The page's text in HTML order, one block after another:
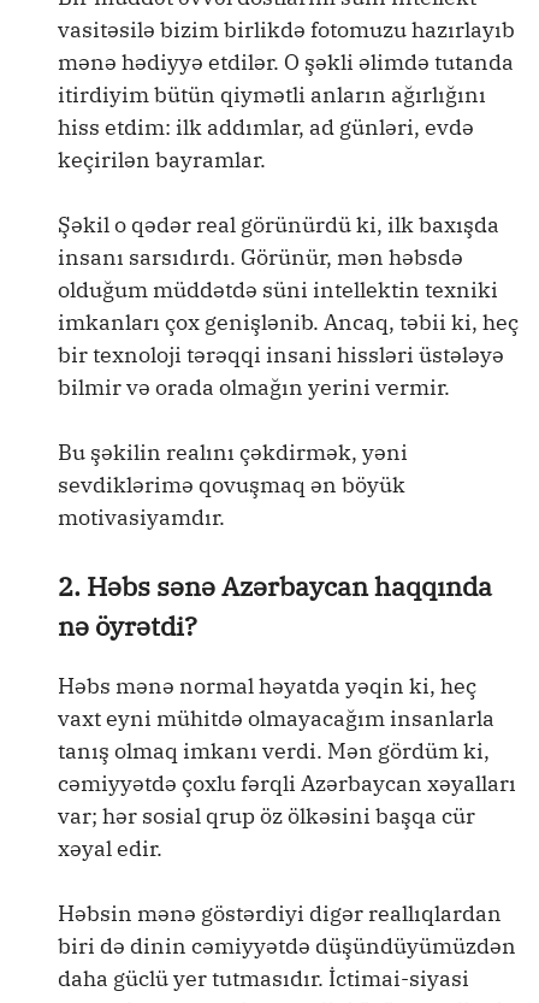
vasitəsilə bizim birlikdə fotomuzu hazırlayıb
mənə hədiyyə etdilər. O şəkli əlimdə tutanda
itirdiyim bütün qiymətli anların ağırlığını
hiss etdim: ilk addımlar, ad günləri, evdə
keçirilən bayramlar.
Şəkil o qədər real görünürdü ki, ilk baxışda
insanı sarsıdırdı. Görünür, mən həbsdə
olduğum müddətdə süni intellektin texniki
imkanları çox genişlənib. Ancaq, təbii ki, heç
bir texnoloji tərəqqi insani hissləri üstələyə
bilmir və orada olmağın yerini vermir.
Bu şəkilin realını çəkdirmək, yəni
sevdiklərimə qovuşmaq ən böyük
motivasiyamdır.
2. Həbs sənə Azərbaycan haqqında
nə öyrətdi?
Həbs mənə normal həyatda yəqin ki, heç
vaxt eyni mühitdə olmayacağım insanlarla
tanış olmaq imkanı verdi. Mən gördüm ki,
cəmiyyətdə çoxlu fərqli Azərbaycan xəyalları
var; hər sosial qrup öz ölkəsini başqa cür
xəyal edir.
Həbsin mənə göstərdiyi digər reallıqlardan
biri də dinin cəmiyyətdə düşündüyümüzdən
daha güclü yer tutmasıdır. İctimai-siyasi